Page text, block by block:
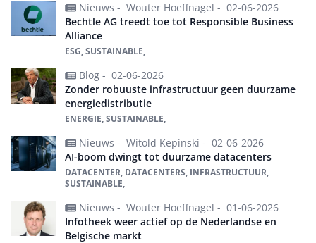
Nieuws - Wouter Hoeffnagel - 02-06-2026
Bechtle AG treedt toe tot Responsible Business
Alliance
ESG, SUSTAINABLE,
Blog - 02-06-2026
Zonder robuuste infrastructuur geen duurzame
energiedistributie
ENERGIE, SUSTAINABLE,
Nieuws - Witold Kepinski - 02-06-2026
AI-boom dwingt tot duurzame datacenters
DATACENTER, DATACENTERS, INFRASTRUCTUUR,
SUSTAINABLE,
Nieuws - Wouter Hoeffnagel - 01-06-2026
Infotheek weer actief op de Nederlandse en
Belgische markt